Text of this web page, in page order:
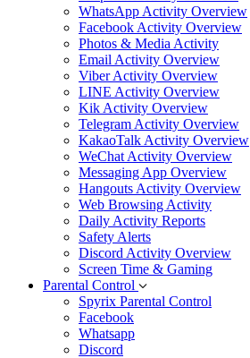
WhatsApp Activity Overview
Facebook Activity Overview
Photos & Media Activity
Email Activity Overview
Viber Activity Overview
LINE Activity Overview
Kik Activity Overview
Telegram Activity Overview
KakaoTalk Activity Overview
WeChat Activity Overview
Messaging App Overview
Hangouts Activity Overview
Web Browsing Activity
Daily Activity Reports
Safety Alerts
Discord Activity Overview
Screen Time & Gaming
Parental Control
Spyrix Parental Control
Facebook
Whatsapp
Discord